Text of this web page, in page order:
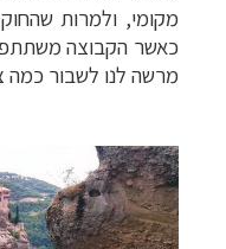
מקומי, ולמרות
כאשר הקבוצה
מרשה לנו לשבור כמה